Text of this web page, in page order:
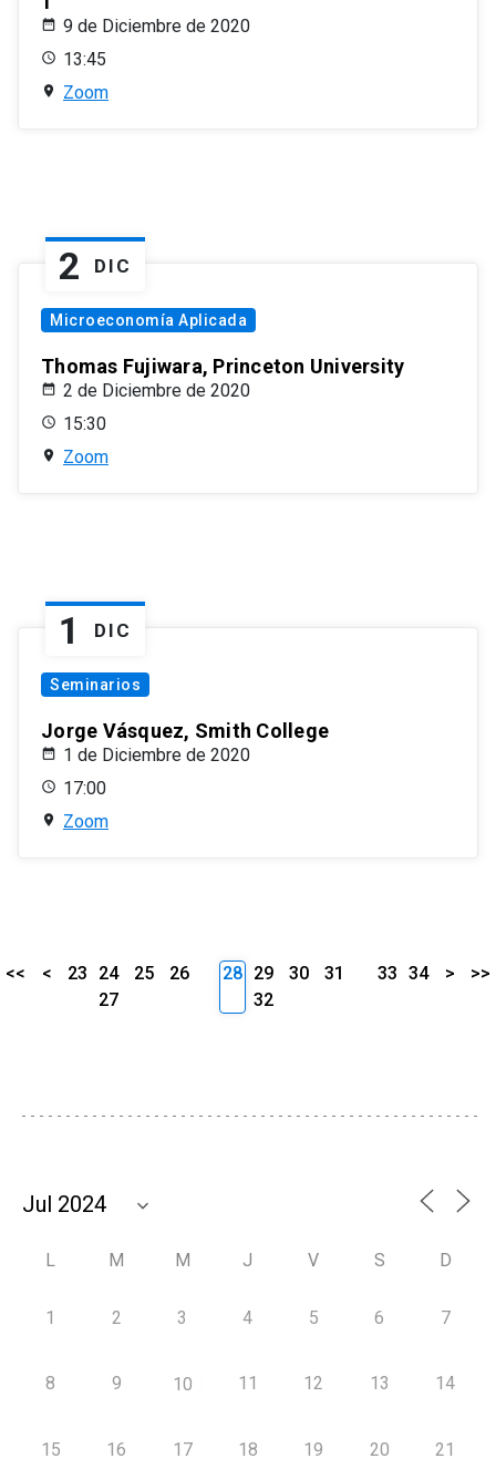
9 de Diciembre de 2020
13:45
Zoom
2 DIC
Microeconomía Aplicada
Thomas Fujiwara, Princeton University
2 de Diciembre de 2020
15:30
Zoom
1 DIC
Seminarios
Jorge Vásquez, Smith College
1 de Diciembre de 2020
17:00
Zoom
<< < 23 24 25
26
27
28 29 30
31
32
33 34 > >>
L M M J V S D
1 2 3 4 5 6 7
8 9 10 11 12 13 14
15 16 17 18 19 20 21